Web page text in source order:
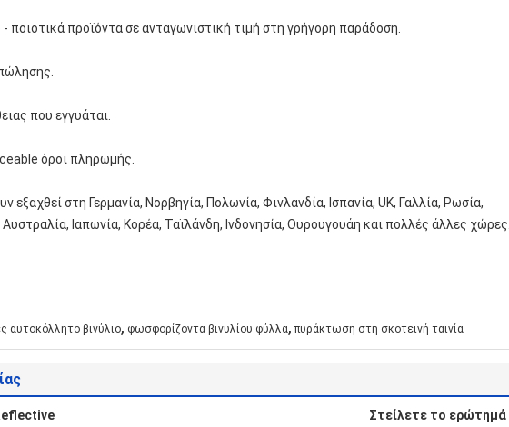
προϊόντα σε ανταγωνιστική τιμή στη γρήγορη παράδοση.
που εγγυάται.
όροι πληρωμής.
εξαχθεί στη Γερμανία, Νορβηγία, Πολωνία, Φινλανδία, Ισπανία, UK, Γαλλία, Ρωσία,
Ιαπωνία, Κορέα, Ταϊλάνδη, Ινδονησία, Ουρουγουάη και πολλές άλλες χώρες.
βινύλιο, φωσφορίζοντα βινυλίου φύλλα, πυράκτωση στη σκοτεινή ταινία
Στείλετε το